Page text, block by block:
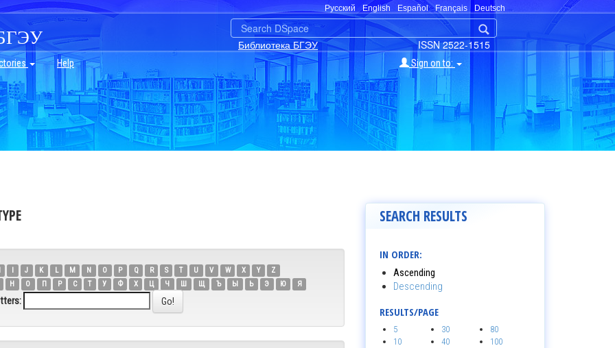
Русский English Español Français Deutsch
ISSN 2522-1515
Библиотека БГЭУ
Help Sign on to:
I J K L M N O P Q R S T U V W X Y
Z
Н О П Р С Т У Ф Х Ц Ч Ш Щ Ъ Ы Ь Э Ю Я
SEARCH RESULTS
IN ORDER:
Ascending
Descending
RESULTS/PAGE
5
10
30
40
80
100